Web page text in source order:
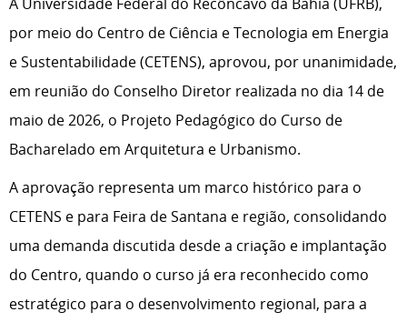
por meio do Centro de Ciência e Tecnologia em Energia
e Sustentabilidade (CETENS), aprovou, por unanimidade,
em reunião do Conselho Diretor realizada no dia 14 de
maio de 2026, o Projeto Pedagógico do Curso de
Bacharelado em Arquitetura e Urbanismo.
A aprovação representa um marco histórico para o
CETENS e para Feira de Santana e região, consolidando
uma demanda discutida desde a criação e implantação
do Centro, quando o curso já era reconhecido como
estratégico para o desenvolvimento regional, para a